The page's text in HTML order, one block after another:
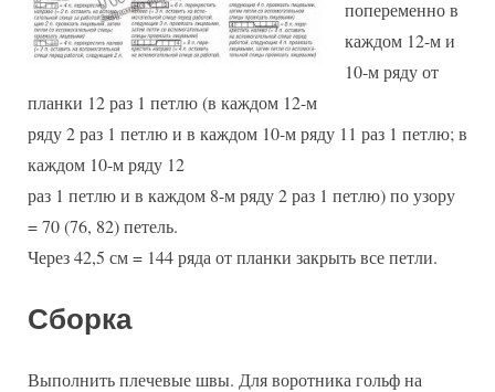
попеременно в
каждом 12-м и
10-м ряду от
планки 12 раз 1 петлю (в каждом 12-м
ряду 2 раз 1 петлю и в каждом 10-м ряду 11 раз 1 петлю; в
каждом 10-м ряду 12
раз 1 петлю и в каждом 8-м ряду 2 раз 1 петлю) по узору
= 70 (76, 82) петель.
Через 42,5 см = 144 ряда от планки закрыть все петли.
Сборка
Выполнить плечевые швы. Для воротника гольф на